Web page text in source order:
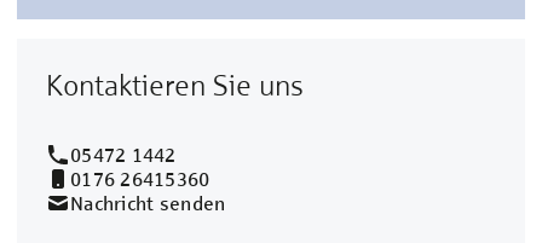
Kontaktieren Sie uns
05472 1442
0176 26415360
Nachricht senden